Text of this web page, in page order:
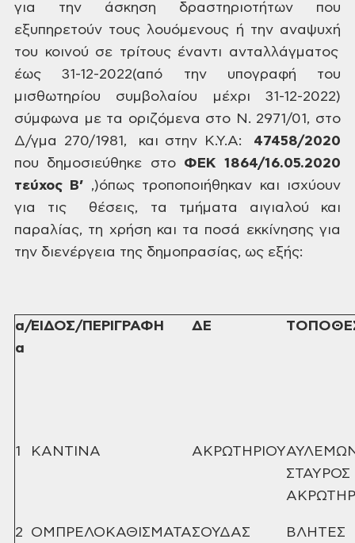
για την άσκηση δραστηριοτήτων που
εξυπηρετούν τους λουόμενους ή την αναψυχή
του κοινού σε τρίτους έναντι ανταλλάγματος
έως 31-12-2022(από την υπογραφή του
μισθωτηρίου συμβολαίου μέχρι 31-12-2022)
σύμφωνα με τα οριζόμενα στο Ν. 2971/01, στο
Δ/γμα 270/1981, και στην Κ.Υ.Α:
47458/2020
που δημοσιεύθηκε στο ΦΕΚ 1864/16.05.2020
τεύχος Β’ ,)όπως τροποποιήθηκαν και ισχύουν
για τις θέσεις, τα τμήματα αιγιαλού και
παραλίας, τη χρήση και τα ποσά εκκίνησης για
την διενέργεια της δημοπρασίας, ως εξής:
α/
α
ΕΙΔΟΣ/ΠΕΡΙΓΡΑΦΗ ΔΕ
1 ΚΑΝΤΙΝΑ ΑΚΡΩΤΗΡΙΟΥ
ΣΤΑΥΡΟΣ
2 ΟΜΠΡΕΛΟΚΑΘΙΣΜΑΤΑΣΟΥΔΑΣ ΒΛΗΤΕΣ